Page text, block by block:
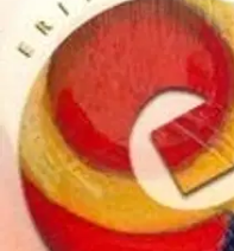
Ei saatavilla
Tuotekuvaus